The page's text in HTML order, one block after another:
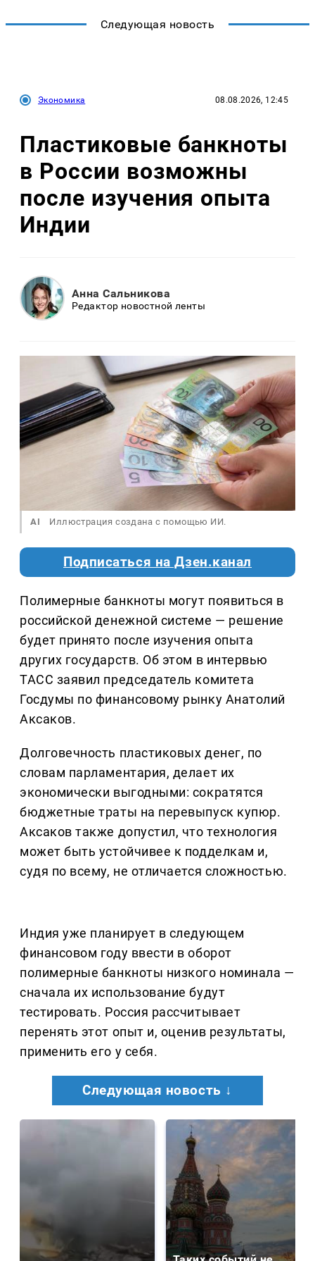
Следующая новость
Экономика 08.08.2026, 12:45
Пластиковые банкноты
в России возможны
после изучения опыта
Индии
Анна Сальникова
Редактор новостной ленты
AI Иллюстрация создана с помощью ИИ.
Подписаться на Дзен.канал
Полимерные банкноты могут появиться в
российской денежной системе — решение
будет принято после изучения опыта
других государств. Об этом в интервью
ТАСС заявил председатель комитета
Госдумы по финансовому рынку Анатолий
Аксаков.
Долговечность пластиковых денег, по
словам парламентария, делает их
экономически выгодными: сократятся
бюджетные траты на перевыпуск купюр.
Аксаков также допустил, что технология
может быть устойчивее к подделкам и,
судя по всему, не отличается сложностью.
Индия уже планирует в следующем
финансовом году ввести в оборот
полимерные банкноты низкого номинала —
сначала их использование будут
тестировать. Россия рассчитывает
перенять этот опыт и, оценив результаты,
применить его у себя.
Следующая новость ↓